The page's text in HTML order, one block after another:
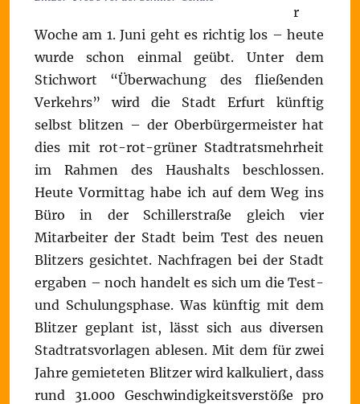
r
Woche am 1. Juni geht es richtig los – heute
wurde schon einmal geübt. Unter dem
Stichwort “Überwachung des fließenden
Verkehrs” wird die Stadt Erfurt künftig
selbst blitzen – der Oberbürgermeister hat
dies mit rot-rot-grüner Stadtratsmehrheit
im Rahmen des Haushalts beschlossen.
Heute Vormittag habe ich auf dem Weg ins
Büro in der Schillerstraße gleich vier
Mitarbeiter der Stadt beim Test des neuen
Blitzers gesichtet. Nachfragen bei der Stadt
ergaben – noch handelt es sich um die Test-
und Schulungsphase. Was künftig mit dem
Blitzer geplant ist, lässt sich aus diversen
Stadtratsvorlagen ablesen. Mit dem für zwei
Jahre gemieteten Blitzer wird kalkuliert, dass
rund 31.000 Geschwindigkeitsverstöße pro